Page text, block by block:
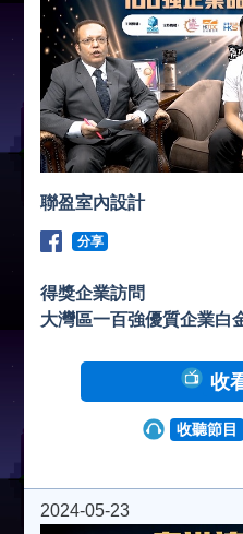
聯盈室內設計
分享
得獎企業訪問
大灣區一百強優質企業白
收
收聽節目
2024-05-23